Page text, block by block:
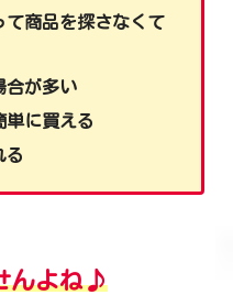
て商品を探さなくて
合が多い
単に買える
る
んよね♪